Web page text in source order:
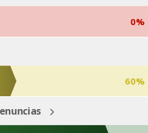
0%
60%